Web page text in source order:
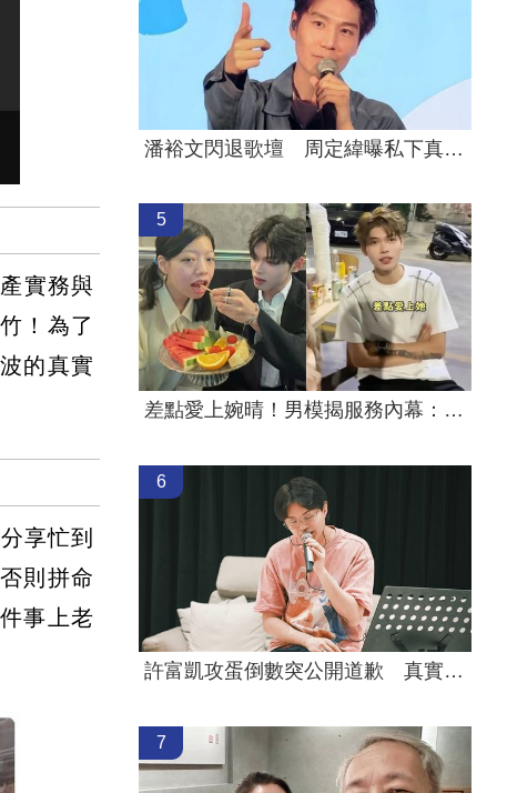
實務與
！為了
的真實
享忙到
則拼命
事上老
潘裕文閃退歌壇 周定緯曝私下真實互動
5
差點愛上婉晴！男模揭服務內幕：險尿出來
6
許富凱攻蛋倒數突公開道歉 真實原因曝光
7